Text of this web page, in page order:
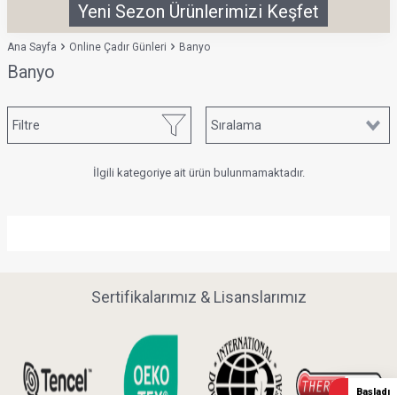
Yeni Sezon Ürünlerimizi Keşfet
Ana Sayfa Online Çadır Günleri Banyo
Banyo
Filtre
İlgili kategoriye ait ürün bulunmamaktadır.
Sertifikalarımız & Lisanslarımız
Başladı